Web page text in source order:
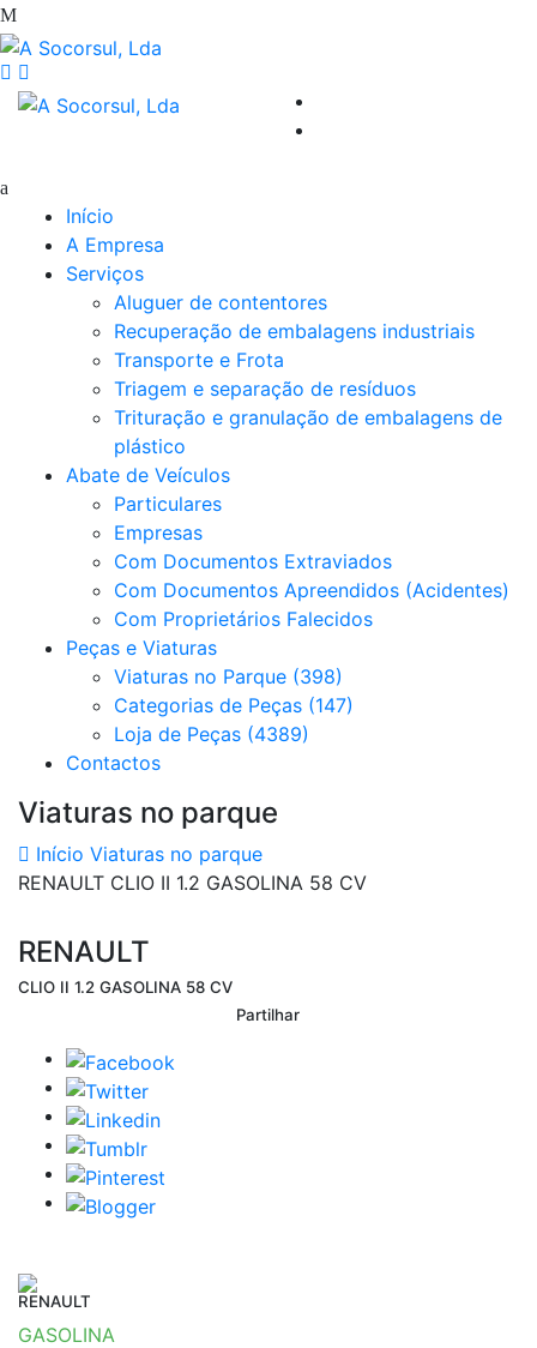
Início
A Empresa
Serviços
Aluguer de contentores
Recuperação de embalagens industriais
Transporte e Frota
Triagem e separação de resíduos
Trituração e granulação de embalagens de
plástico
Abate de Veículos
Particulares
Empresas
Com Documentos Extraviados
Com Documentos Apreendidos (Acidentes)
Com Proprietários Falecidos
Peças e Viaturas
Viaturas no Parque (398)
Categorias de Peças (147)
Loja de Peças (4389)
Contactos
Viaturas no parque
Início Viaturas no parque
RENAULT CLIO II 1.2 GASOLINA 58 CV
RENAULT
CLIO II 1.2 GASOLINA 58 CV
Partilhar
RENAULT
GASOLINA